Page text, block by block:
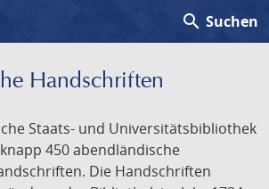
search Suchen
Handschriften
Staats- und Universitätsbibliothek
450 abendländische
Die Handschriften